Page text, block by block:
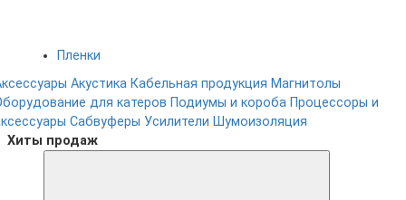
Пленки
Акустика Кабельная продукция Магнитолы
для катеров Подиумы и короба Процессоры и
Сабвуферы Усилители Шумоизоляция
Хиты продаж